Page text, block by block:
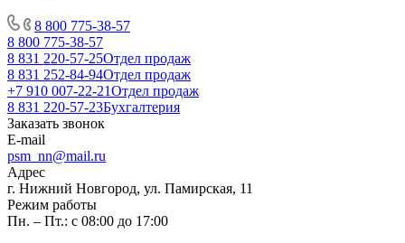
8 800 775-38-57
8 800 775-38-57
8 831 220-57-25Отдел продаж
8 831 252-84-94Отдел продаж
+7 910 007-22-21Отдел продаж
8 831 220-57-23Бухгалтерия
Заказать звонок
E-mail
psm_nn@mail.ru
Адрес
г. Нижний Новгород, ул. Памирская, 11
Режим работы
Пн. – Пт.: с 08:00 до 17:00